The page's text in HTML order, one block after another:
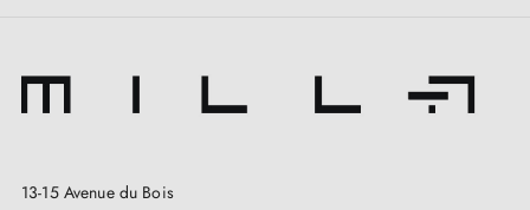
13-15 Avenue du Bois